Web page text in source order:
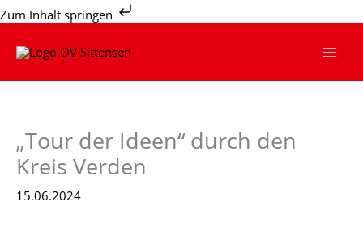
Zum Inhalt springen
Zum
Inhalt
„Tour der Ideen“ durch den
Kreis Verden
15.06.2024